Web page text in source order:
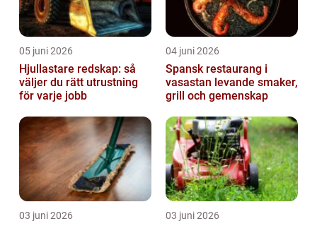
05 juni 2026
Hjullastare redskap: så
väljer du rätt utrustning
för varje jobb
04 juni 2026
Spansk restaurang i
vasastan levande smaker,
grill och gemenskap
03 juni 2026 03 juni 2026